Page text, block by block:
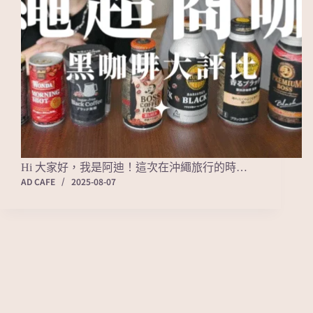
Hi 大家好，我是阿迪！這次在沖繩旅行的時…
AD CAFE
2025-08-07